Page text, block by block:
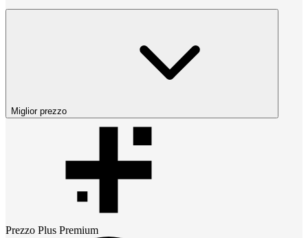
Miglior prezzo
Prezzo Plus Premium